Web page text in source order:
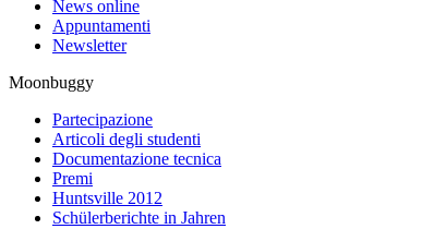
News online
Appuntamenti
Newsletter
Moonbuggy
Partecipazione
Articoli degli studenti
Documentazione tecnica
Premi
Huntsville 2012
Schülerberichte in Jahren